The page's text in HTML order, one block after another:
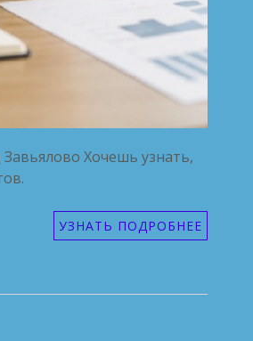
Хочешь узнать,
УЗНАТЬ ПОДРОБНЕЕ